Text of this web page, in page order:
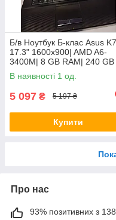
Б/в Ноутбук Б-клас Asus
17.3" 1600x900| AMD A6-
3400M| 8 GB RAM| 240 GB
SSD + 500 GB HDD| Radeon
HD 6520G
В наявності 1 од.
5 097 ₴ 5 197 ₴
Купити
Про нас
93% позитивних з 138